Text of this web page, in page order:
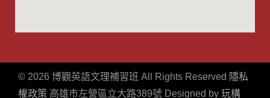
© 2026 博觀英語文理補習班 All Rights Reserved 隱私
權政策 高雄市左營區立大路389號 Designed by 玩構